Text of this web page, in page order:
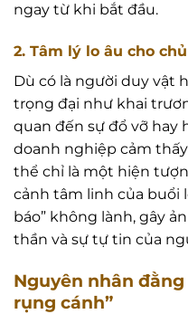
ngay từ khi bắt đầu.
2. Tâm lý lo âu cho
Dù có là người duy vật
trọng đại như khai
quan đến sự đổ vỡ hay
doanh nghiệp cảm
thể chỉ là một hiện
cảnh tâm linh của buổi
báo” không lành, gây
thần và sự tự tin của
Nguyên nhân
rụng cánh”